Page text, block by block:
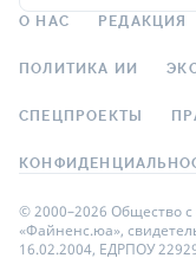
О НАС РЕДАКЦИЯ
ПОЛИТИКА ИИ
СПЕЦПРОЕКТЫ
© 2000–2026 Общество
«Файненс.юа»,
16.02.2004, ЕДРПОУ